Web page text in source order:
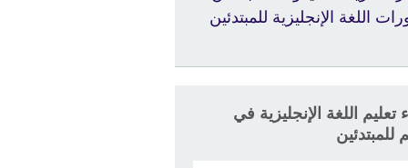
اللغة الإنجليزية للمبتدئين
تعليم اللغة الإنجليزية في
للمبتدئين